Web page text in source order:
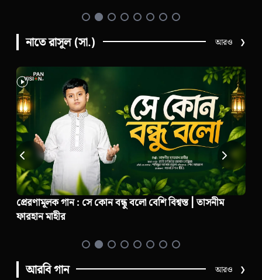
নাতে রাসূল (সা.) আরও ❯
প্রেরণামূলক গান : সে কোন বন্ধু বলো বেশি বিশ্বস্ত | তাসনীম
ফারহান মাহীর
আরবি গান আরও ❯